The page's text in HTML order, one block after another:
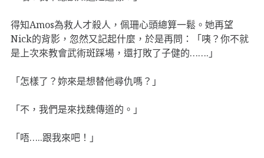
得知Amos為救人才殺人，佩珊心頭總算一鬆。她再望
Nick的背影，忽然又記起什麼，於是再問：「咦？你不就
是上次來教會武術斑踩場，還打敗了子健的…….」
「怎樣了？妳來是想替他尋仇嗎？」
「不，我們是來找魏傳道的。」
「唔…..跟我來吧！」